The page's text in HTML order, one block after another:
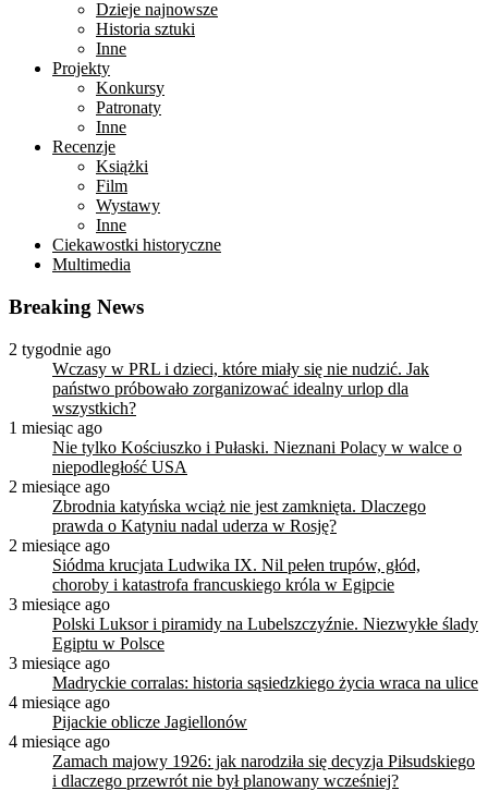
Dzieje najnowsze
Historia sztuki
Inne
Projekty
Konkursy
Patronaty
Inne
Recenzje
Książki
Film
Wystawy
Inne
Ciekawostki historyczne
Multimedia
Breaking News
2 tygodnie ago
Wczasy w PRL i dzieci, które miały się nie nudzić. Jak
państwo próbowało zorganizować idealny urlop dla
wszystkich?
1 miesiąc ago
Nie tylko Kościuszko i Pułaski. Nieznani Polacy w walce o
niepodległość USA
2 miesiące ago
Zbrodnia katyńska wciąż nie jest zamknięta. Dlaczego
prawda o Katyniu nadal uderza w Rosję?
2 miesiące ago
Siódma krucjata Ludwika IX. Nil pełen trupów, głód,
choroby i katastrofa francuskiego króla w Egipcie
3 miesiące ago
Polski Luksor i piramidy na Lubelszczyźnie. Niezwykłe ślady
Egiptu w Polsce
3 miesiące ago
Madryckie corralas: historia sąsiedzkiego życia wraca na ulice
4 miesiące ago
Pijackie oblicze Jagiellonów
4 miesiące ago
Zamach majowy 1926: jak narodziła się decyzja Piłsudskiego
i dlaczego przewrót nie był planowany wcześniej?